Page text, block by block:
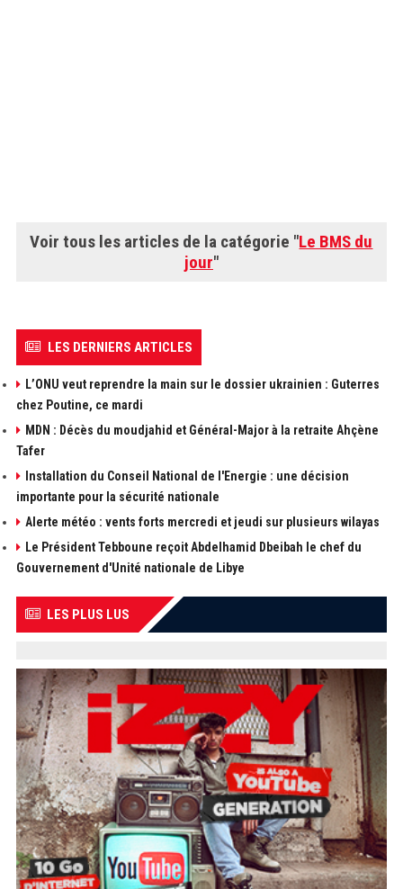
Voir tous les articles de la catégorie "Le BMS du
jour"
LES DERNIERS ARTICLES
L’ONU veut reprendre la main sur le dossier ukrainien : Guterres
chez Poutine, ce mardi
MDN : Décès du moudjahid et Général-Major à la retraite Ahçène
Tafer
Installation du Conseil National de l'Energie : une décision
importante pour la sécurité nationale
Alerte météo : vents forts mercredi et jeudi sur plusieurs wilayas
Le Président Tebboune reçoit Abdelhamid Dbeibah le chef du
Gouvernement d'Unité nationale de Libye
LES PLUS LUS